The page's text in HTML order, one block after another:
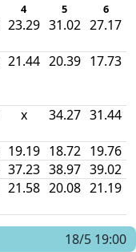
4 5 6
23.29 31.02 27.17
21.44 20.39 17.73
x 34.27 31.44
19.19 18.72 19.76
37.23 38.97 39.02
21.58 20.08 21.19
18/5 19:00